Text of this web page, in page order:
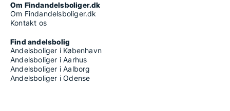
Om Findandelsboliger.dk
Om Findandelsboliger.dk
Kontakt os
Find andelsbolig
Andelsboliger i København
Andelsboliger i Aarhus
Andelsboliger i Aalborg
Andelsboliger i Odense